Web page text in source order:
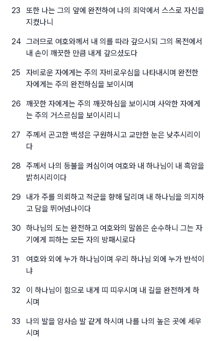
23
또한 나는 그의 앞에 완전하여 나의 죄악에서 스스로 자신을
지켰나니
24 그러므로 여호와께서 내 의를 따라 갚으시되 그의 목전에서
내 손이 깨끗한 만큼 내게 갚으셨도다
25
자비로운 자에게는 주의 자비로우심을 나타내시며 완전한
자에게는 주의 완전하심을 보이시며
26
깨끗한 자에게는 주의 깨끗하심을 보이시며 사악한 자에게
는 주의 거스르심을 보이시리니
27
주께서 곤고한 백성은 구원하시고 교만한 눈은 낮추시리이
다
28
주께서 나의 등불을 켜심이여 여호와 내 하나님이 내 흑암을
밝히시리이다
29
내가 주를 의뢰하고 적군을 향해 달리며 내 하나님을 의지하
고 담을 뛰어넘나이다
30
하나님의 도는 완전하고 여호와의 말씀은 순수하니 그는 자
기에게 피하는 모든 자의 방패시로다
31
여호와 외에 누가 하나님이며 우리 하나님 외에 누가 반석이
냐
32
이 하나님이 힘으로 내게 띠 띠우시며 내 길을 완전하게 하
시며
33
나의 발을 암사슴 발 같게 하시며 나를 나의 높은 곳에 세우
시며